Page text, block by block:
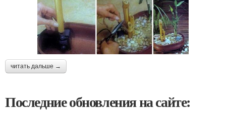
читать дальше →
Последние обновления на сайте: